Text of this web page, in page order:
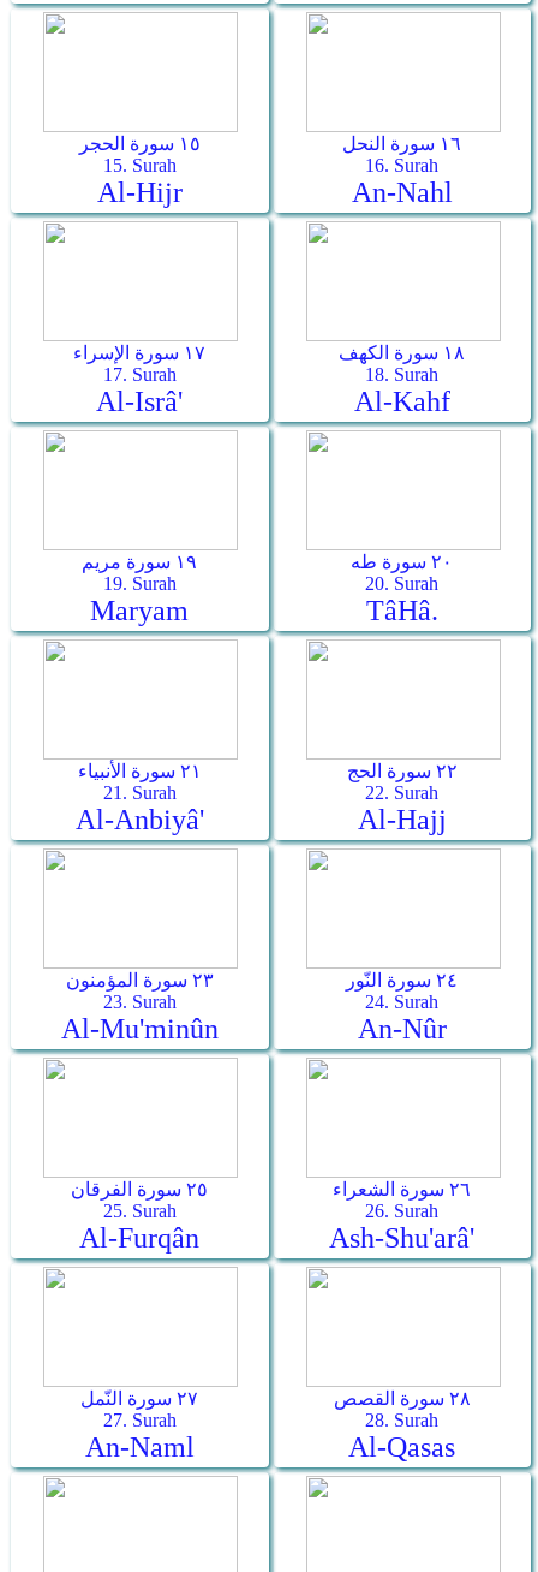
١٥ سورة الحجر
15. Surah
Al-Hijr
١٦ سورة النحل
16. Surah
An-Nahl
١٧ سورة الإسراء
17. Surah
Al-Isrâ'
١٨ سورة الكهف
18. Surah
Al-Kahf
١٩ سورة مريم
19. Surah
Maryam
٢٠ سورة طه
20. Surah
Tâ­Hâ.
٢١ سورة الأنبياء
21. Surah
Al-Anbiyâ'
٢٢ سورة الحج
22. Surah
Al-Hajj
٢٣ سورة المؤمنون
23. Surah
Al-Mu'minûn
٢٤ سورة النّور
24. Surah
An-Nûr
٢٥ سورة الفرقان
25. Surah
Al-Furqân
٢٦ سورة الشعراء
26. Surah
Ash-Shu'arâ'
٢٧ سورة النّمل
27. Surah
An-Naml
٢٨ سورة القصص
28. Surah
Al-Qasas